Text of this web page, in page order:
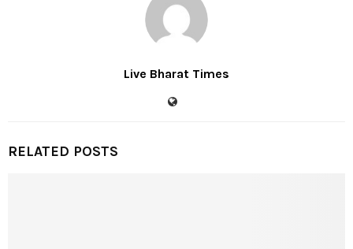
Live Bharat Times
RELATED POSTS